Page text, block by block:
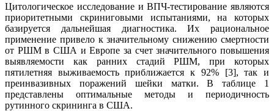
Цитологическое исследование и ВПЧ-тестирование являются
приоритетными скриниговыми испытаниями, на которых
базируется дальнейшая диагностика. Их рациональное
применение привело к значительному снижению смертности
от РШМ в США и Европе за счет значительного повышения
выявляемости как ранних стадий РШМ, при которых
пятилетняя выживаемость приближается к 92% [3], так и
преинвазивных поражений шейки матки. В таблице 1
представлены оптимальные методы и периодичность
рутинного скрининга в США.